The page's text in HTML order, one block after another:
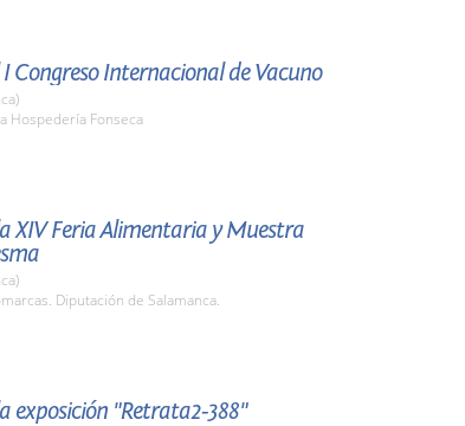
Congreso Internacional de Vacuno
Hospedería Fonseca
XIV Feria Alimentaria y Muestra
Diputación de Salamanca.
exposición "Retrata2-388"